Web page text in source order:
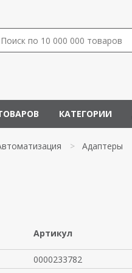
КАТЕГОРИИ
> Адаптеры
Артикул
0000233782